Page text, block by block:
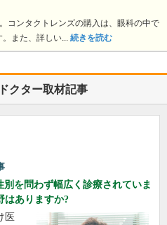
コンタクトレンズの購入は、眼科の中で
また、詳しい... 続きを読む
クター取材記事
を問わず幅広く診療されていま
はありますか?
医